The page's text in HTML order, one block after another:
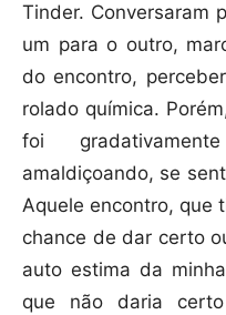
Tinder. Conversaram
um para o outro,
do encontro,
rolado química.
foi
amaldiçoando, se
Aquele encontro, que
chance de dar certo
auto estima da
que não daria